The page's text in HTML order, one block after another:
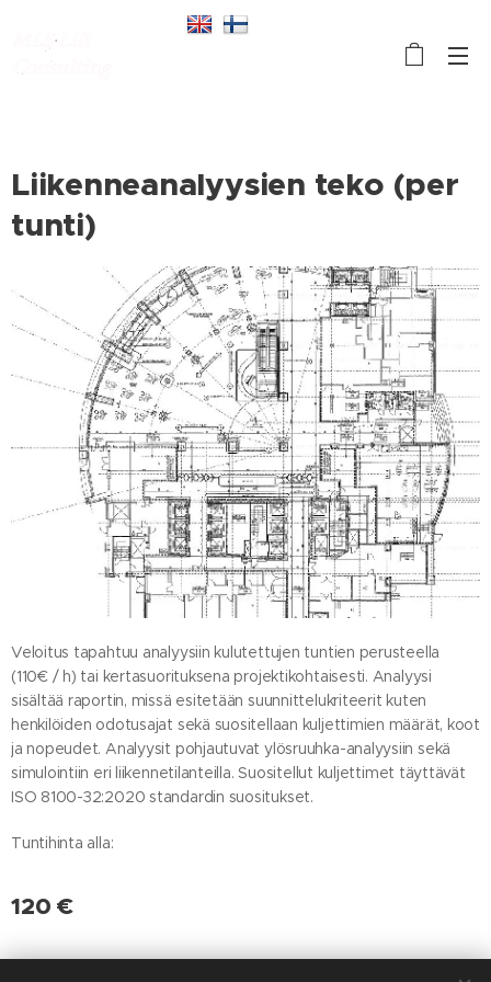
Liikenneanalyysien teko (per
tunti)
Veloitus tapahtuu analyysiin kulutettujen tuntien perusteella
(110€ / h) tai kertasuorituksena projektikohtaisesti. Analyysi
sisältää raportin, missä esitetään suunnittelukriteerit kuten
henkilöiden odotusajat sekä suositellaan kuljettimien määrät, koot
ja nopeudet. Analyysit pohjautuvat ylösruuhka-analyysiin sekä
simulointiin eri liikennetilanteilla. Suositellut kuljettimet täyttävät
ISO 8100-32:2020 standardin suositukset.
Tuntihinta alla:
120 €